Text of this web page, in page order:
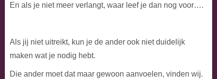
En als je niet meer verlangt, waar leef je dan nog voor….
Als jij niet uitreikt, kun je de ander ook niet duidelijk
maken wat je nodig hebt.
Die ander moet dat maar gewoon aanvoelen, vinden wij.